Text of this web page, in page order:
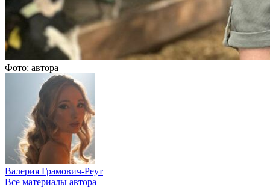
Фото: автора
Валерия Грамович-Реут
Все материалы автора